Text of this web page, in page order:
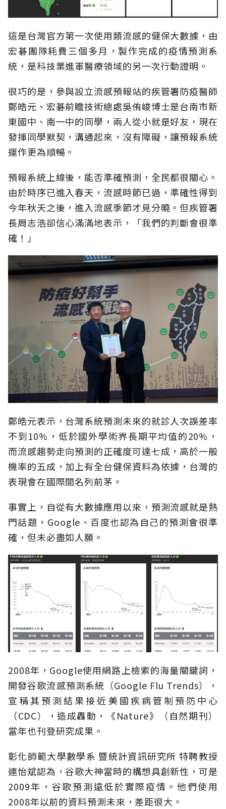
這是台灣官方第一次使用類流感的健保大數據，由
宏碁團隊耗費三個多月，製作完成的疫情預測系
統，是科技業進軍醫療領域的另一次行動證明。
很巧的是，參與設立流感預報站的疾管署防疫醫師
鄭皓元、宏碁前瞻技術總處吳侑峻博士是台南市新
東國中、南一中的同學，兩人從小就是好友，現在
發揮同學默契，溝通起來，沒有障礙，讓預報系統
運作更為順暢。
預報系統上線後，能否準確預測，全民都很關心。
由於時序已進入春天，流感時節已過，準確性得到
今年秋天之後，進入流感季節才見分曉。但疾管署
長周志浩卻信心滿滿地表示，「我們的判斷會很準
確！」
鄭皓元表示，台灣系統預測未來的就診人次誤差率
不到10%，低於國外學術界長期平均值的20%，
而流感趨勢走向預測的正確度可達七成，高於一般
機率的五成，加上有全台健保資料為依據，台灣的
表現會在國際間名列前茅。
事實上，自從有大數據應用以來，預測流感就是熱
門話題，Google、百度也認為自己的預測會很準
確，但未必盡如人願。
2008年，Google使用網路上檢索的海量關鍵詞，
開發谷歌流感預測系統（Google Flu Trends），
宣稱其預測結果接近美國疾病管制預防中心
（CDC），造成轟動，《Nature》（自然期刊）
當年也刊登研究成果。
彰化師範大學數學系 暨統計資訊研究所 特聘教授
連怡斌認為，谷歌大神當時的構想具創新性，可是
2009年，谷歌預測遠低於實際疫情。他們使用
2008年以前的資料預測未來，差距很大。